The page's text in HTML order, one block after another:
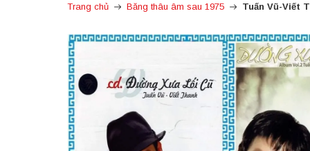
Trang chủ Băng thâu âm sau 1975 Tuấn Vũ-Viết